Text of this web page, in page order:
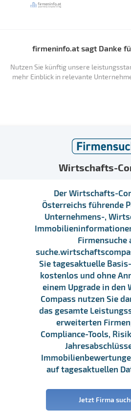
firmeninfo.at sagt Danke
Nutzen Sie künftig unsere
mehr Einblick in relevante
Wirtschafts-
Der Wirtschafts-
Österreichs führende
Unternehmens-,
Firmensuche
Sie tagesaktuelle
kostenlos und ohne
einem Upgrade in den
Compass nutzen Sie
das gesamte
erweiterten
Compliance-Tools,
auf tagesaktuellen
Jetzt Firma